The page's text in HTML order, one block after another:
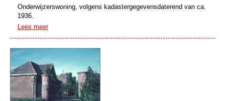
Onderwijzerswoning, volgens kadastergegevensdaterend van ca.
1936.
Lees meer